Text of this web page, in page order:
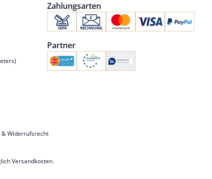
Zahlungsarten
Partner
& Widerrufsrecht
Versandkosten.